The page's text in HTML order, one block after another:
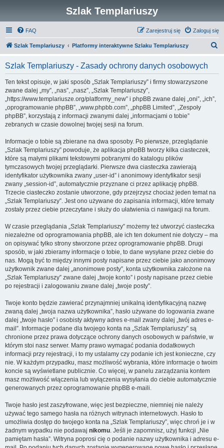
Szlak Templariuszy
FAQ Zaloguj się
Zarejestruj się
Szlak Templariuszy Platformy interaktywne Szlaku Templariuszy
Szlak Templariuszy - Zasady ochrony danych osobowych
Ten tekst opisuje, w jaki sposób „Szlak Templariuszy” i firmy stowarzyszone
zwane dalej „my”, „nas”, „nasz”, „Szlak Templariuszy”,
„https://www.templariusze.org/platformy_new” i phpBB zwane dalej „oni”, „ich”,
„oprogramowanie phpBB”, „www.phpbb.com”, „phpBB Limited”, „Zespoły
phpBB”, korzystają z informacji zwanymi dalej „informacjami o tobie”
zebranych w czasie dowolnej twojej sesji na forum.
Informacje o tobie są zbierane na dwa sposoby. Po pierwsze, przeglądanie
„Szlak Templariuszy” powoduje, że aplikacja phpBB tworzy kilka ciasteczek,
które są małymi plikami tekstowymi pobranymi do katalogu plików
tymczasowych twojej przeglądarki. Pierwsze dwa ciasteczka zawierają
identyfikator użytkownika zwany „user-id” i anonimowy identyfikator sesji
zwany „session-id”, automatycznie przyznane ci przez aplikację phpBB.
Trzecie ciasteczko zostanie utworzone, gdy przejrzysz chociaż jeden temat na
„Szlak Templariuszy”. Jest ono używane do zapisania informacji, które tematy
zostały przez ciebie przeczytane i służy do ułatwienia ci nawigacji na forum.
W czasie przeglądania „Szlak Templariuszy” możemy też utworzyć ciasteczka
niezależne od oprogramowania phpBB, ale ich ten dokument nie dotyczy – ma
on opisywać tylko strony stworzone przez oprogramowanie phpBB. Drugi
sposób, w jaki zbieramy informacje o tobie, to dane wysyłane przez ciebie do
nas. Mogą być to między innymi posty napisane przez ciebie jako anonimowy
użytkownik zwane dalej „anonimowe posty”, konta użytkownika założone na
„Szlak Templariuszy” zwane dalej „twoje konto” i posty napisane przez ciebie
po rejestracji i zalogowaniu zwane dalej „twoje posty”.
Twoje konto będzie zawierać przynajmniej unikalną identyfikacyjną nazwę
zwaną dalej „twoja nazwa użytkownika”, hasło używane do logowania zwane
dalej „twoje hasło” i osobisty aktywny adres e-mail zwany dalej „twój adres e-
mail”. Informacje podane dla twojego konta na „Szlak Templariuszy” są
chronione przez prawa dotyczące ochrony danych osobowych w państwie, w
którym stoi nasz serwer. Mamy prawo wymagać podania dodatkowych
informacji przy rejestracji, i to my ustalamy czy podanie ich jest konieczne, czy
nie. W każdym przypadku, masz możliwość wybrania, które informacje o twoim
koncie są wyświetlane publicznie. Co więcej, w panelu zarządzania kontem
masz możliwość włączenia lub wyłączenia wysyłania do ciebie automatycznie
generowanych przez oprogramowanie phpBB e-maili.
Twoje hasło jest zaszyfrowane, więc jest bezpieczne, niemniej nie należy
używać tego samego hasła na różnych witrynach internetowych. Hasło to
umożliwia dostęp do twojego konta na „Szlak Templariuszy”, więc chroń je i w
żadnym wypadku nie podawaj nikomu. Jeśli je zapomnisz, użyj funkcji „Nie
pamiętam hasła”. Witryna poprosi cię o podanie nazwy użytkownika i adresu e-